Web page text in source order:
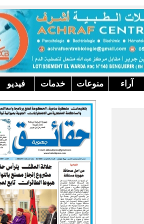
آراء منوعات خدمات فيديو